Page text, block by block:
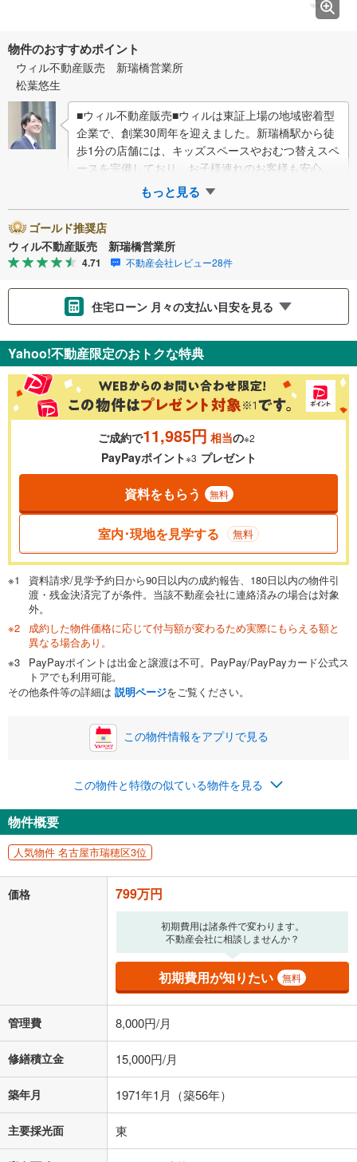
物件のおすすめポイント
ウィル不動産販売 新瑞橋営業所
松葉悠生
■ウィル不動産販売■ウィルは東証上場の地域密着型
企業で、創業30周年を迎えました。新瑞橋駅から徒
歩1分の店舗には、キッズスペースやおむつ替えスペ
ースを完備しており、お子様連れのお客様も安心し
てご利用いただけます。●平日のお住まい探…
もっと見る
ゴールド推奨店
ウィル不動産販売 新瑞橋営業所
4.71 不動産会社レビュー28件
住宅ローン 月々の支払い目安を見る
金利 ％
0.01%
一般的には最長35年まで借り入れ可能です。多くの金融機関
が完済時の年齢は80歳までを条件としています。
閉じる
頭金 万円
0万円 799万円
自己資金から住宅購入にかけられる金額を入力してくださ
い。一般的には物件価格の2割までが目安です。
閉じる
ボーナス
万円
0円
ナス時の増額分（1回分）を入力してください。
ボーナス払いの限度額は金融機関によって異なります。
閉じる
月々の返済額
ローン返済額 20,740円（頭金比率
上、ご自身での入力をお願いいたします。初期設定で自動入力されてい
る値は、実際の金融機関等における貸出金利とは何ら関係がなく、実際
の金融機関等における貸出金利を何ら保証するものではありません。返
済方法「元利均等返済」にて算出しております。入力された金利を35年
適用した場合の計算結果を表示しています。
す。
条件によってお借り入れができないことがあります。
不動産会社に購入相談をする 無料
Yahoo!不動産限定のおトクな特典
ご成約で11,985円 相当の※2
PayPayポイント※3 プレゼント
資料をもらう 無料
室内･現地を見学する 無料
資料請求/見学予約日から90日以内の成約報告、180日以内の物件引
渡・残金決済完了が条件。当該不動産会社に連絡済みの場合は対象
外。
成約した物件価格に応じて付与額が変わるため実際にもらえる額と
異なる場合あり。
PayPayポイントは出金と譲渡は不可。PayPay/PayPayカード公式ス
トアでも利用可能。
その他条件等の詳細は 説明ページをご覧ください。
この物件情報をアプリで見る
この物件と特徴の似ている物件を見る
物件概要
人気物件 名古屋市瑞穂区3位
価格 799万円
初期費用は諸条件で変わります。
不動産会社に相談しませんか？
初期費用が知りたい 無料
管理費 8,000円/月
修繕積立金 15,000円/月
築年月 1971年1月（築56年）
主要採光面 東